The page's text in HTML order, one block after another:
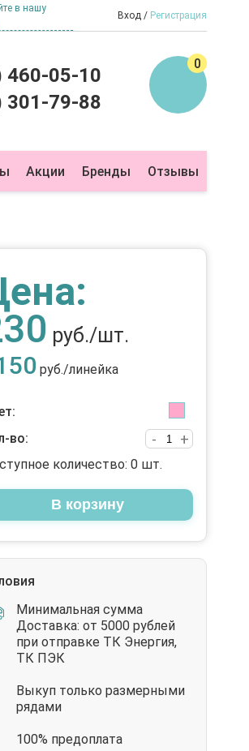
в нашу
Вход Регистрация
460-05-10
301-79-88
0
Акции Бренды Отзывы
руб./шт.
руб./линейка
во:
+
-
количество: 0 шт.
В корзину
Минимальная сумма
Доставка: от 5000 рублей
при отправке ТК Энергия,
ТК ПЭК
Выкуп только размерными
рядами
100% предоплата